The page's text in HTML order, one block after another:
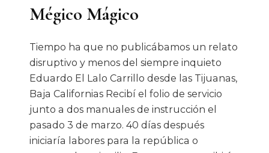
Mégico Mágico
Tiempo ha que no publicábamos un relato
disruptivo y menos del siempre inquieto
Eduardo El Lalo Carrillo desde las Tijuanas,
Baja Californias Recibí el folio de servicio
junto a dos manuales de instrucción el
pasado 3 de marzo. 40 días después
iniciaría labores para la república o